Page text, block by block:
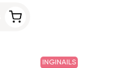
INGINAILS